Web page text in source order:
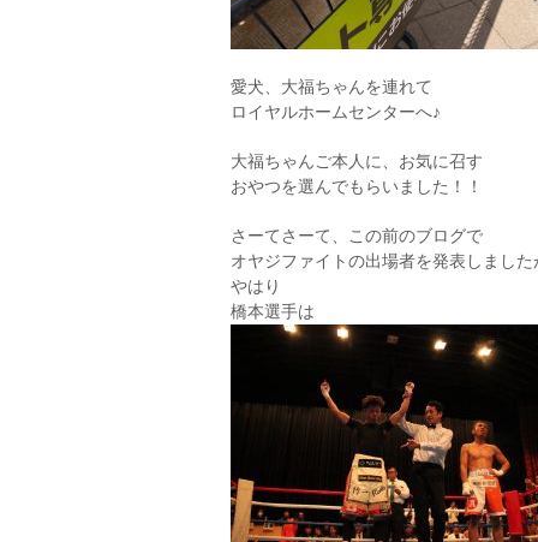
愛犬、大福ちゃんを連れて
ロイヤルホームセンターへ♪
大福ちゃんご本人に、お気に召す
おやつを選んでもらいました！！
さーてさーて、この前のブログで
オヤジファイトの出場者を発表しました
やはり
橋本選手は